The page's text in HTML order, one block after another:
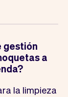
gestión
a
la limpieza